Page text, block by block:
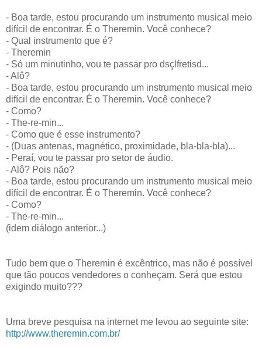
- Boa tarde, estou procurando um instrumento musical meio
difícil de encontrar. É o Theremin. Você conhece?
- Qual instrumento que é?
- Theremin
- Só um minutinho, vou te passar pro dsçlfretisd...
- Alô?
- Boa tarde, estou procurando um instrumento musical meio
difícil de encontrar. É o Theremin. Você conhece?
- Como?
- The-re-min...
- Como que é esse instrumento?
- (Duas antenas, magnético, proximidade, bla-bla-bla)...
- Peraí, vou te passar pro setor de áudio.
- Alô? Pois não?
- Boa tarde, estou procurando um instrumento musical meio
difícil de encontrar. É o Theremin. Você conhece?
- Como?
- The-re-min...
(idem diálogo anterior...)
Tudo bem que o Theremin é excêntrico, mas não é possível
que tão poucos vendedores o conheçam. Será que estou
exigindo muito???
Uma breve pesquisa na internet me levou ao seguinte site:
http://www.theremin.com.br/